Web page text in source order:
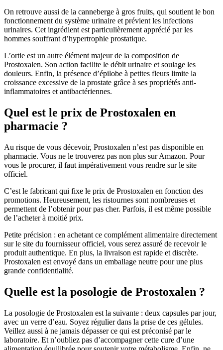
On retrouve aussi de la canneberge à gros fruits, qui soutient le bon
fonctionnement du système urinaire et prévient les infections
urinaires. Cet ingrédient est particulièrement apprécié par les
hommes souffrant d’hypertrophie prostatique.
L’ortie est un autre élément majeur de la composition de
Prostoxalen. Son action facilite le débit urinaire et soulage les
douleurs. Enfin, la présence d’épilobe à petites fleurs limite la
croissance excessive de la prostate grâce à ses propriétés anti-
inflammatoires et antibactériennes.
Quel est le prix de Prostoxalen en
pharmacie ?
Au risque de vous décevoir, Prostoxalen n’est pas disponible en
pharmacie. Vous ne le trouverez pas non plus sur Amazon. Pour
vous le procurer, il faut impérativement vous rendre sur le site
officiel.
C’est le fabricant qui fixe le prix de Prostoxalen en fonction des
promotions. Heureusement, les ristournes sont nombreuses et
permettent de l’obtenir pour pas cher. Parfois, il est même possible
de l’acheter à moitié prix.
Petite précision : en achetant ce complément alimentaire directement
sur le site du fournisseur officiel, vous serez assuré de recevoir le
produit authentique. En plus, la livraison est rapide et discrète.
Prostoxalen est envoyé dans un emballage neutre pour une plus
grande confidentialité.
Quelle est la posologie de Prostoxalen ?
La posologie de Prostoxalen est la suivante : deux capsules par jour,
avec un verre d’eau. Soyez régulier dans la prise de ces gélules.
Veillez aussi à ne jamais dépasser ce qui est préconisé par le
laboratoire. Et n’oubliez pas d’accompagner cette cure d’une